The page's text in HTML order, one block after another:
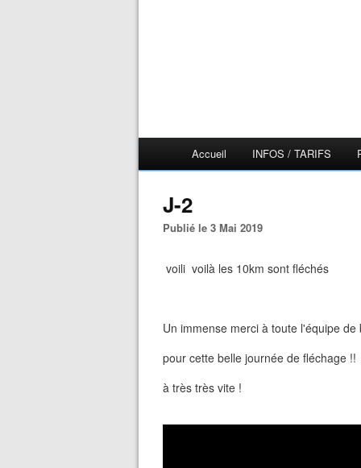
Accueil INFOS / TARIFS
J-2
Publié le 3 Mai 2019
voili voilà les 10km sont fléchés
Un immense merci à toute l'équipe
pour cette belle journée de fléchage !!
à très très vite !